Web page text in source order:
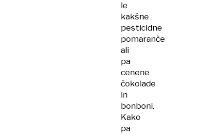
le
kakšne
pesticidne
pomaranče
ali
pa
cenene
čokolade
in
bonboni.
Kako
pa